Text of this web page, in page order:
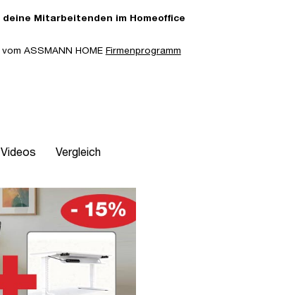
Mitarbeitenden im Homeoffice
ASSMANN HOME Firmenprogramm
Videos Vergleich